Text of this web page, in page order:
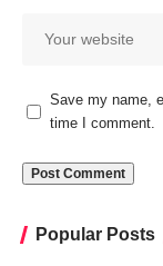
Save my name,
time I comment.
Popular Posts